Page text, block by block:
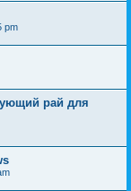
pm
рай для